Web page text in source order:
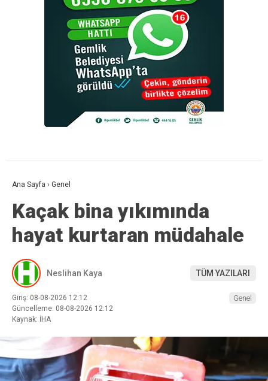
Ana Sayfa › Genel
Kaçak bina yıkımında
hayat kurtaran müdahale
Neslihan Kaya TÜM YAZILARI
Giriş: 08-08-2026 12:12
Güncelleme: 08-08-2026 12:12
Kaynak: İHA
Genel